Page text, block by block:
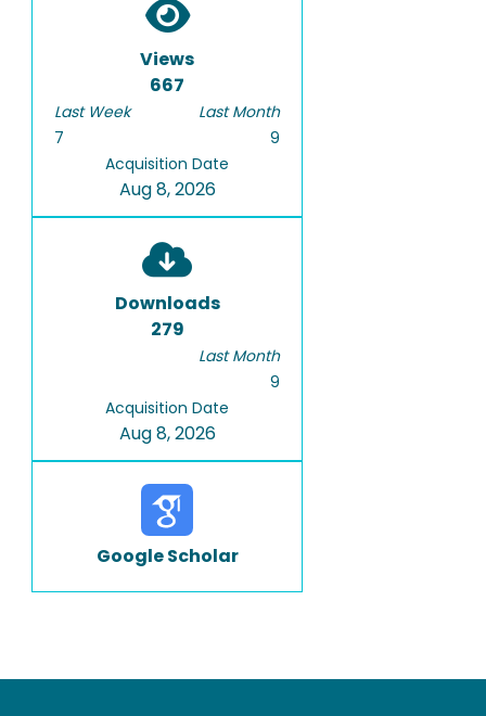
Views
667
Last Week
7
Last Month
9
Acquisition Date
Aug 8, 2026
Downloads
279
Last Month
9
Acquisition Date
Aug 8, 2026
Google Scholar